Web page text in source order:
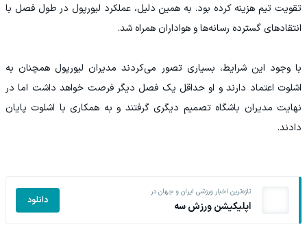
تقویت تیم هزینه کرده بود. به همین دلیل، عملکرد لیورپول در طول فصل با
انتقادهای گسترده رسانه‌ها و هواداران همراه شد.
با وجود این شرایط، بسیاری تصور می‌کردند مدیران لیورپول همچنان به
اشلوت اعتماد دارند و او حداقل یک فصل دیگر فرصت خواهد داشت اما در
نهایت مدیران باشگاه تصمیم دیگری گرفتند و به همکاری با اشلوت پایان
دادند.
تازه‌ترین اخبار ورزشی ایران و جهان در
اپلیکیشن ورزش سه دانلود